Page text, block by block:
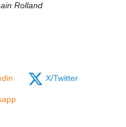
Rolland
X/Twitter